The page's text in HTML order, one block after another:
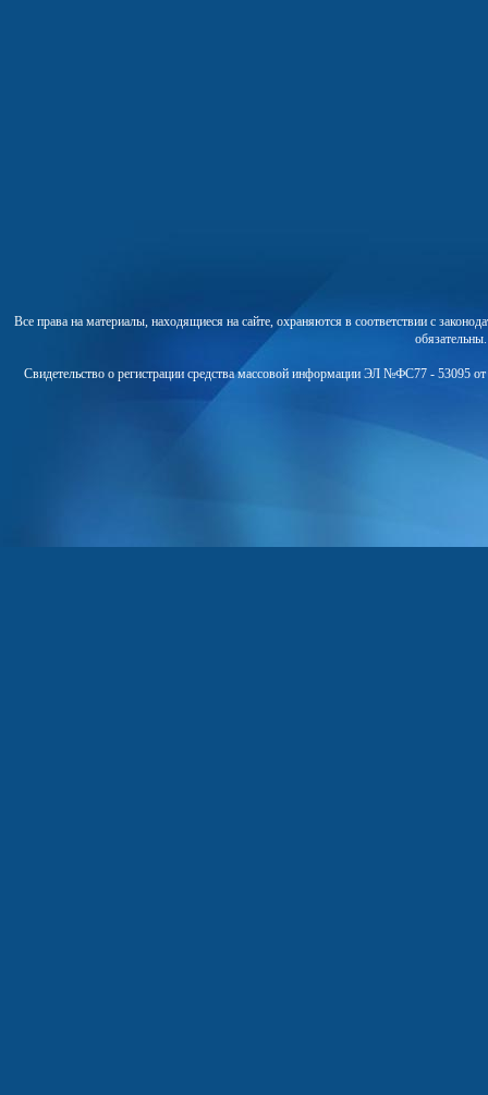
Все права на материалы, находящиеся на сайте, охраняются в соответствии с
Свидетельство о регистрации средства массовой информации ЭЛ №ФС77 - 53095